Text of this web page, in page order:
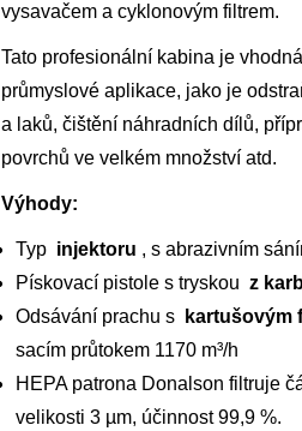
vysavačem a cyklonovým filtrem.
Tato profesionální kabina je
průmyslové aplikace, jako je
a laků, čištění náhradních dílů,
povrchů ve velkém množství atd.
Výhody:
Typ injektoru , s abrazivním
Pískovací pistole s tryskou z
Odsávání prachu s
kartušovým
sacím průtokem 1170 m³/h
HEPA patrona Donalson filtruje
velikosti 3 µm, účinnost 99,9 %.